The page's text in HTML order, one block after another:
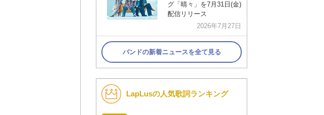
グ「晴々」を7月31日(金)
配信リリース
2026年7月27日
バンドの新着ニュースを全て見る
LapLusの人気歌詞ランキング